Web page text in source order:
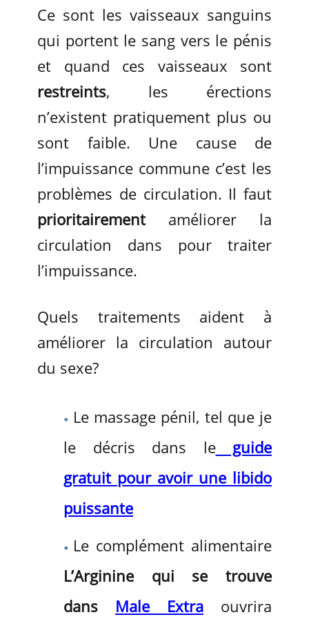
Ce sont les vaisseaux sanguins
qui portent le sang vers le pénis
et quand ces vaisseaux sont
restreints, les érections
n’existent pratiquement plus ou
sont faible. Une cause de
l’impuissance commune c’est les
problèmes de circulation. Il faut
prioritairementaméliorer la
circulation dans pour traiter
l’impuissance.
Quels traitements aident à
améliorer la circulation autour
du sexe?
Le massage pénil, tel que je
le décris dans leguide
gratuit pour avoir une libido
puissante
Le complément alimentaire
L’Arginine qui se trouve
dans Male Extra
ouvrira